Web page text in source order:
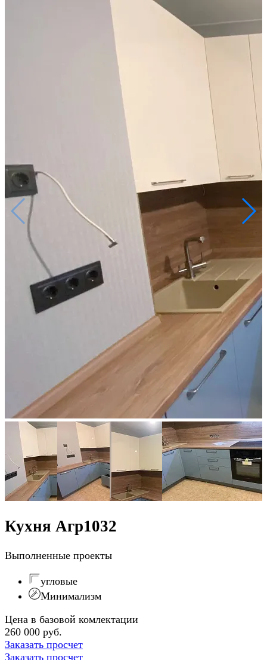
Кухня Агр1032
Выполненные проекты
угловые
Минимализм
Цена в базовой комлектации
260 000 руб.
Заказать просчет
Заказать просчет